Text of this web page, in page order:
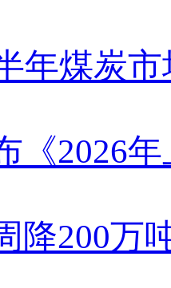
年煤炭
《2026
降200万